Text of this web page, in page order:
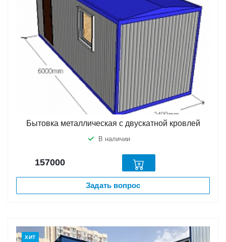
Бытовка металлическая с двускатной кровлей
В наличии
157000
Задать вопрос
ХИТ